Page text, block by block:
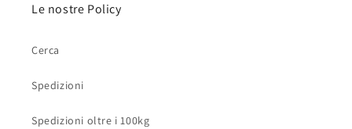
Le nostre Policy
Cerca
Spedizioni
Spedizioni oltre i 100kg